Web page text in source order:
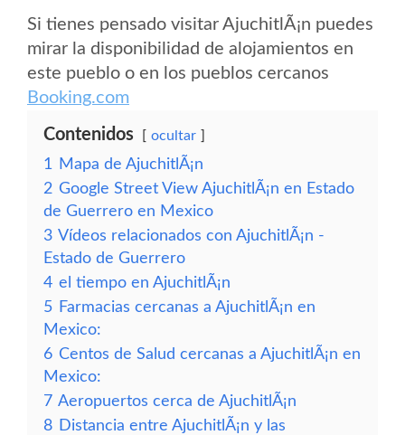
Si tienes pensado visitar AjuchitlÃ¡n puedes
mirar la disponibilidad de alojamientos en
este pueblo o en los pueblos cercanos
Booking.com
Contenidos ocultar
1
Mapa de AjuchitlÃ¡n
2 Google Street View AjuchitlÃ¡n en Estado
de Guerrero en Mexico
3 Vídeos relacionados con AjuchitlÃ¡n -
Estado de Guerrero
4 el tiempo en AjuchitlÃ¡n
5 Farmacias cercanas a AjuchitlÃ¡n en
Mexico:
6 Centos de Salud cercanas a AjuchitlÃ¡n en
Mexico:
7 Aeropuertos cerca de AjuchitlÃ¡n
8 Distancia entre AjuchitlÃ¡n y las